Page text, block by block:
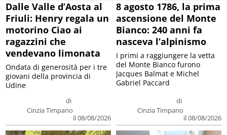
Dalle Valle d’Aosta al
Friuli: Henry regala un
motorino Ciao ai
ragazzini che
vendevano limonata
di
Cinzia Timpano
il 08/08/2026
Ondata di generosità per i tre
giovani della provincia di
Udine
8 agosto 1786, la prima
ascensione del Monte
Bianco: 240 anni fa
nasceva l’alpinismo
di
Cinzia Timpano
il 08/08/2026
I primi a raggiungere la vetta
del Monte Bianco furono
Jacques Balmat e Michel
Gabriel Paccard